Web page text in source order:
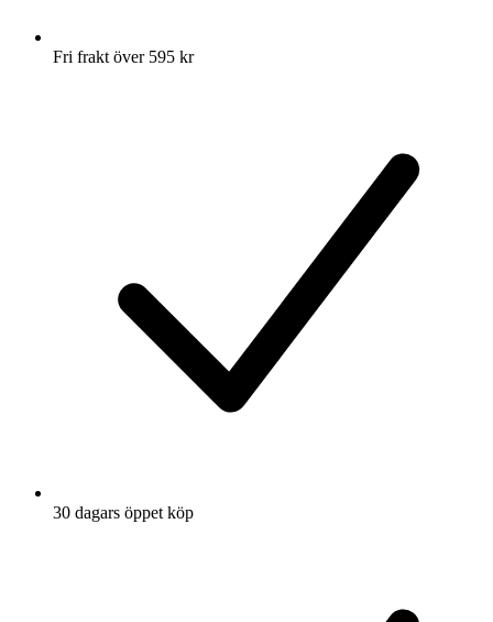
Fri frakt över 595 kr
30 dagars öppet köp